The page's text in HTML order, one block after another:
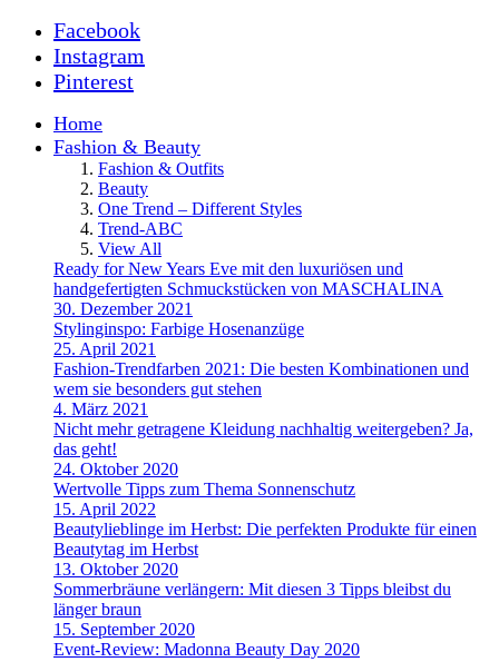
Facebook
Instagram
Pinterest
Home
Fashion & Beauty
Fashion & Outfits
Beauty
One Trend – Different Styles
Trend-ABC
View All
Ready for New Years Eve mit den luxuriösen und
handgefertigten Schmuckstücken von MASCHALINA
30. Dezember 2021
Stylinginspo: Farbige Hosenanzüge
25. April 2021
Fashion-Trendfarben 2021: Die besten Kombinationen und
wem sie besonders gut stehen
4. März 2021
Nicht mehr getragene Kleidung nachhaltig weitergeben? Ja,
das geht!
24. Oktober 2020
Wertvolle Tipps zum Thema Sonnenschutz
15. April 2022
Beautylieblinge im Herbst: Die perfekten Produkte für einen
Beautytag im Herbst
13. Oktober 2020
Sommerbräune verlängern: Mit diesen 3 Tipps bleibst du
länger braun
15. September 2020
Event-Review: Madonna Beauty Day 2020